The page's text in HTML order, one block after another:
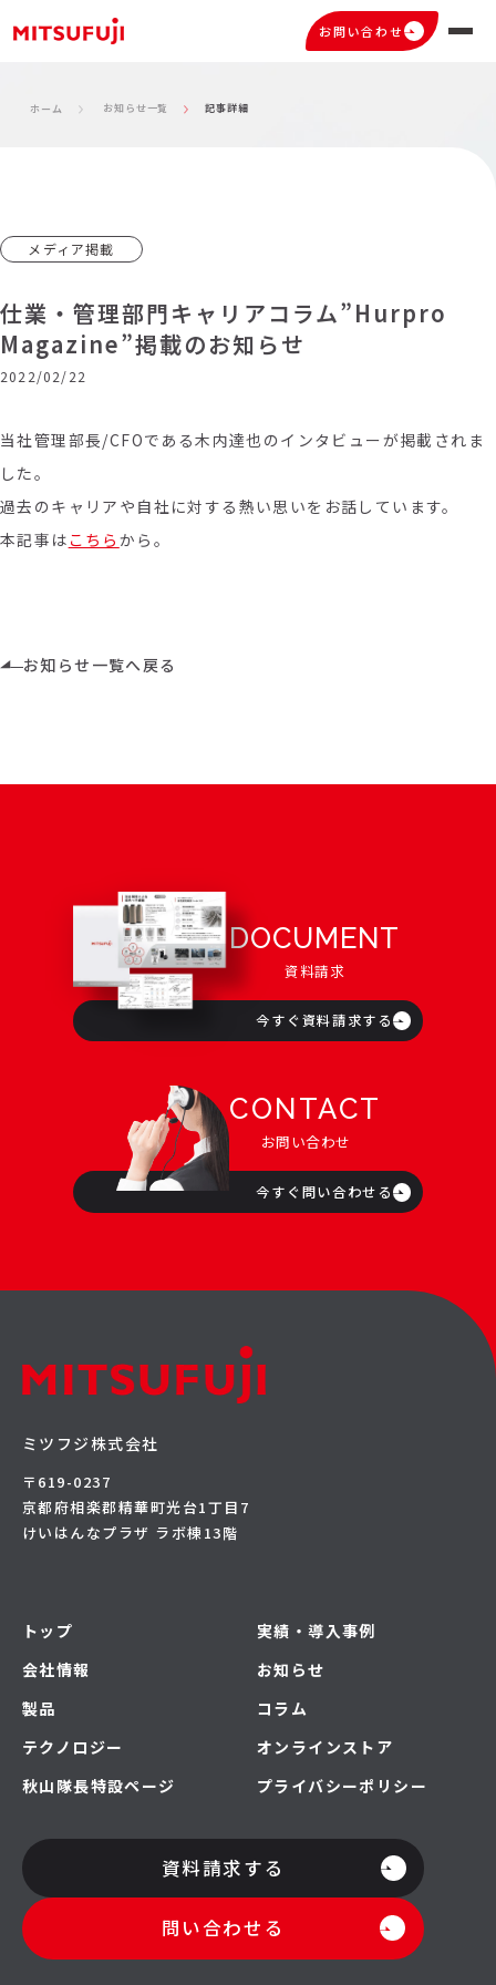
お問い合わせ
ホーム お知らせ一覧 記事詳細
メディア掲載
仕業・管理部門キャリアコラム”Hurpro
Magazine”掲載のお知らせ
2022/02/22
当社管理部長/CFOである木内達也のインタビューが掲載されま
した。
過去のキャリアや自社に対する熱い思いをお話しています。
本記事は こちら から。
お知らせ一覧へ戻る
DOCUMENT
資料請求
今すぐ資料請求する
CONTACT
お問い合わせ
今すぐ問い合わせる
ミツフジ株式会社
〒619-0237
京都府相楽郡精華町光台1丁目7
けいはんなプラザ ラボ棟13階
トップ
会社情報
製品
テクノロジー
秋山隊長特設ページ
実績・導入事例
お知らせ
コラム
オンラインストア
プライバシーポリシー
資料請求する
問い合わせる